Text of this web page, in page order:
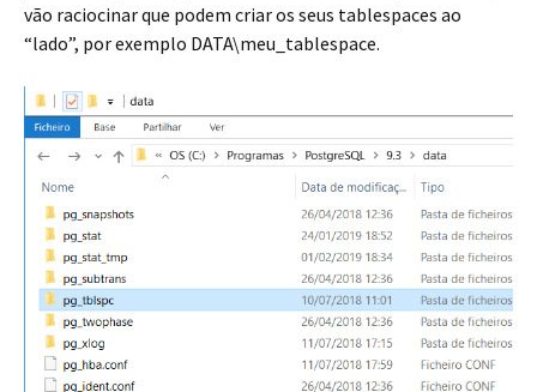
vão raciocinar que podem criar os seus tablespaces ao
“lado”, por exemplo DATA\meu_tablespace.